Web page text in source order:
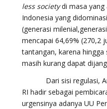
less societydi masa yang
Indonesia yang
(generasi
mencapai 64,69% (270,2
tantangan, karena
masih kurang dapat
Dari sisi regulasi,
RI hadir sebagai
urgensinya adanya UU